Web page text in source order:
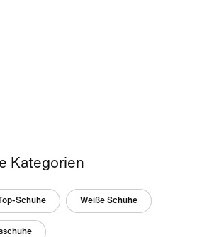
Kategorien
Schuhe Weiße Schuhe